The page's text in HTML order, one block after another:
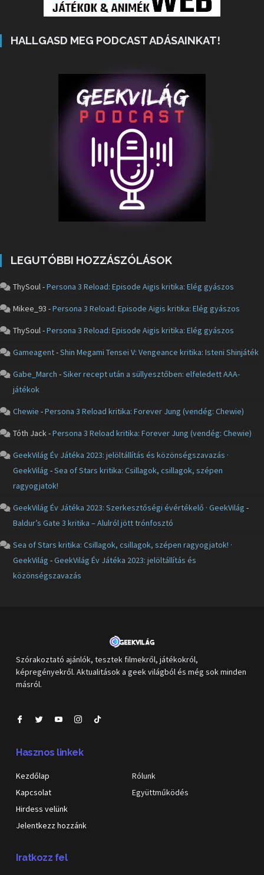
HALLGASD MEG PODCAST ADÁSAINKAT!
LEGUTÓBBI HOZZÁSZÓLÁSOK
ThySoul -Persona 3 Reload: Episode Aigis kritika: Elég gyászos
Mikee_93 -Persona 3 Reload: Episode Aigis kritika: Elég gyászos
ThySoul -Persona 3 Reload: Episode Aigis kritika: Elég gyászos
Gameagent-Shin Megami Tensei V: Vengeance kritika: Isteni Shinjáték
Gabe_March -Siker recept után a süllyesztőben: elfeledett AAA-
játékok
Chewie -Persona 3 Reload kritika: Forever Jung (vendég: Chewie)
Tóth Jack -Persona 3 Reload kritika: Forever Jung (vendég: Chewie)
GeekVilág Év Játéka 2023: jelöltállítás és közönségszavazás ·
GeekVilág -Sea of Stars kritika: Csillagok, csillagok, szépen
ragyogjatok!
GeekVilág Év Játéka 2023: Szerkesztőségi évértékelő · GeekVilág -
Baldur’s Gate 3 kritika – Alulról jött trónfosztó
Sea of Stars kritika: Csillagok, csillagok, szépen ragyogjatok! ·
GeekVilág -GeekVilág Év Játéka 2023: jelöltállítás és
közönségszavazás
Szórakoztató ajánlók, tesztek filmekről, játékokról,
képregényekről. Aktualitások a geek világból és még sok minden
másról.
Hasznos linkek
Kezdőlap
Kapcsolat
Hirdess velünk
Jelentkezz hozzánk
Rólunk
Együttműködés
Iratkozz fel